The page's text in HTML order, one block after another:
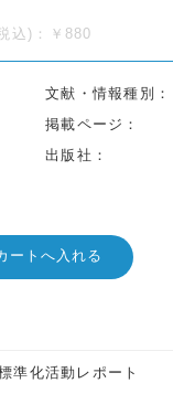
込)：￥880
文献・情報種別
掲載ページ
出版社
ートへ入れる
準化活動レポート